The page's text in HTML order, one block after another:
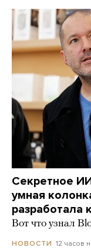
Секретное
умная
разработала
Вот что узнал
НОВОСТИ 12 часов